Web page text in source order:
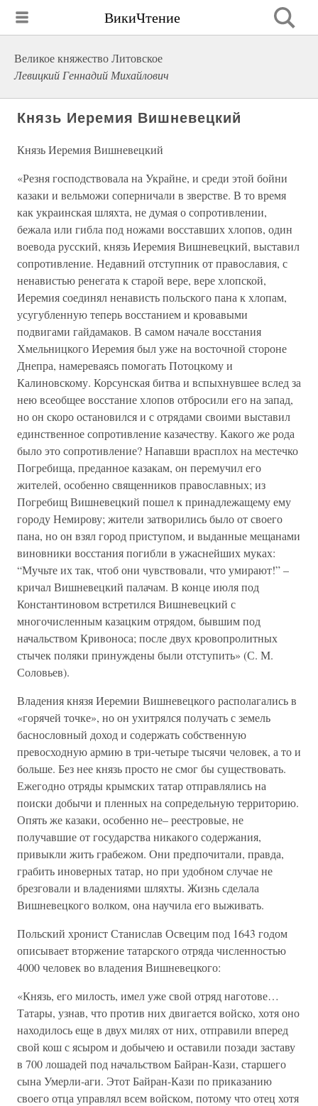
ВикиЧтение
Великое княжество Литовское
Левицкий Геннадий Михайлович
Князь Иеремия Вишневецкий
Князь Иеремия Вишневецкий
«Резня господствовала на Украйне, и среди этой бойни
казаки и вельможи соперничали в зверстве. В то время
как украинская шляхта, не думая о сопротивлении,
бежала или гибла под ножами восставших хлопов, один
воевода русский, князь Иеремия Вишневецкий, выставил
сопротивление. Недавний отступник от православия, с
ненавистью ренегата к старой вере, вере хлопской,
Иеремия соединял ненависть польского пана к хлопам,
усугубленную теперь восстанием и кровавыми
подвигами гайдамаков. В самом начале восстания
Хмельницкого Иеремия был уже на восточной стороне
Днепра, намереваясь помогать Потоцкому и
Калиновскому. Корсунская битва и вспыхнувшее вслед за
нею всеобщее восстание хлопов отбросили его на запад,
но он скоро остановился и с отрядами своими выставил
единственное сопротивление казачеству. Какого же рода
было это сопротивление? Напавши врасплох на местечко
Погребища, преданное казакам, он перемучил его
жителей, особенно священников православных; из
Погребищ Вишневецкий пошел к принадлежащему ему
городу Немирову; жители затворились было от своего
пана, но он взял город приступом, и выданные мещанами
виновники восстания погибли в ужаснейших муках:
“Мучьте их так, чтоб они чувствовали, что умирают!” –
кричал Вишневецкий палачам. В конце июля под
Константиновом встретился Вишневецкий с
многочисленным казацким отрядом, бывшим под
начальством Кривоноса; после двух кровопролитных
стычек поляки принуждены были отступить» (С. М.
Соловьев).
Владения князя Иеремии Вишневецкого располагались в
«горячей точке», но он ухитрялся получать с земель
баснословный доход и содержать собственную
превосходную армию в три-четыре тысячи человек, а то и
больше. Без нее князь просто не смог бы существовать.
Ежегодно отряды крымских татар отправлялись на
поиски добычи и пленных на сопредельную территорию.
Опять же казаки, особенно не– реестровые, не
получавшие от государства никакого содержания,
привыкли жить грабежом. Они предпочитали, правда,
грабить иноверных татар, но при удобном случае не
брезговали и владениями шляхты. Жизнь сделала
Вишневецкого волком, она научила его выживать.
Польский хронист Станислав Освецим под 1643 годом
описывает вторжение татарского отряда численностью
4000 человек во владения Вишневецкого:
«Князь, его милость, имел уже свой отряд наготове…
Татары, узнав, что против них двигается войско, хотя оно
находилось еще в двух милях от них, отправили вперед
свой кош с ясыром и добычею и оставили позади заставу
в 700 лошадей под начальством Байран-Кази, старшего
сына Умерли-аги. Этот Байран-Кази по приказанию
своего отца управлял всем войском, потому что отец хотя